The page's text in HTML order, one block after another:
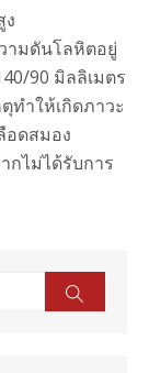
ามดันโลหิตอยู่
90 มิลลิเมตร
ทำให้เกิดภาวะ
อดสมอง
กไม่ได้รับการ